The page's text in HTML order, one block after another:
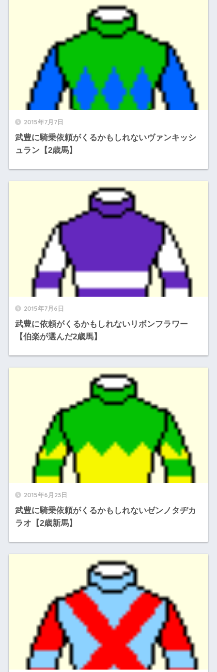
2015年7月7日
武豊に騎乗依頼がくるかもしれないヴァンキッシ
ュラン【2歳馬】
2015年7月6日
武豊に依頼がくるかもしれないリボンフラワー
【伯楽が選んだ2歳馬】
2015年6月23日
武豊に騎乗依頼がくるかもしれないゼンノタヂカ
ラオ【2歳新馬】